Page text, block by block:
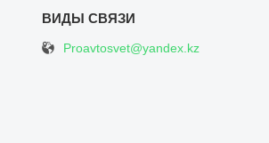
Proavtosvet@yandex.kz